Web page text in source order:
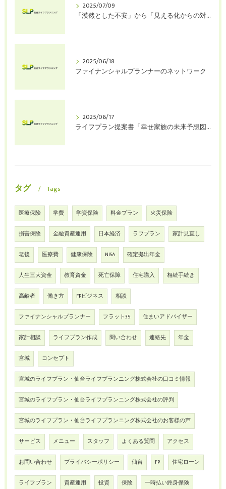
2025/07/09
「漠然とした不安」から「見える化からの対策」へ
2025/06/18
ファイナンシャルプランナーのネットワーク
2025/06/17
ライフプラン提案書「幸せ家族の未来予想図」（お試版）を始めます
タグ Tags
医療保険 学費 学資保険 料金プラン 火災保険
損害保険 金融資産運用 日本経済 ラフプラン 家計見直し
老後 医療費 健康保険 NISA 確定拠出年金
人生三大資金 教育資金 死亡保障 住宅購入 相続手続き
高齢者 働き方 FPビジネス 相談
ファイナンシャルプランナー フラット35 住まいアドバイザー
家計相談 ライフプラン作成 問い合わせ 連絡先 年金
宮城 コンセプト
宮城のライフプラン・仙台ライフプランニング株式会社の口コミ情報
宮城のライフプラン・仙台ライフプランニング株式会社の評判
宮城のライフプラン・仙台ライフプランニング株式会社のお客様の声
サービス メニュー スタッフ よくある質問 アクセス
お問い合わせ プライバシーポリシー 仙台 FP 住宅ローン
ライフプラン 資産運用 投資 保険 一時払い終身保険